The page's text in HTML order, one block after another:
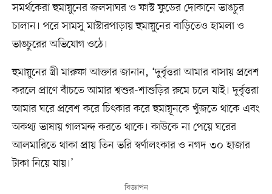
সমর্থকেরা হুমায়ুনের জলসাঘর ও ফাস্ট ফুডের দোকানে ভাঙচুর
চালান। পরে সামসু মাস্টারপাড়ায় হুমায়ুনের বাড়িতেও হামলা ও
ভাঙচুরের অভিযোগ ওঠে।
হুমায়ুনের স্ত্রী মারুফা আক্তার জানান, ‘দুর্বৃত্তরা আমার বাসায় প্রবেশ
করলে প্রাণে বাঁচতে আমার শ্বশুর-শাশুড়ির রুমে চলে যাই। দুর্বৃত্তরা
আমার ঘরে প্রবেশ করে চিৎকার করে হুমায়ূনকে খুঁজতে থাকে এবং
অকথ্য ভাষায় গালমন্দ করতে থাকে। কাউকে না পেয়ে ঘরের
আলমারিতে থাকা প্রায় তিন ভরি স্বর্ণালংকার ও নগদ ৩০ হাজার
টাকা নিয়ে যায়।’